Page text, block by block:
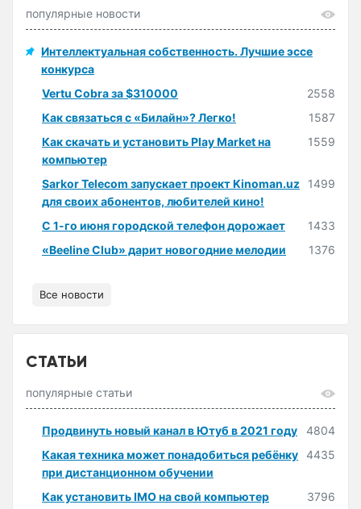
популярные новости
Интеллектуальная собственность. Лучшие эссе
конкурса
Vertu Cobra за $310000
2558
Как связаться с «Билайн»? Легко!
1587
Как скачать и установить Play Market на
компьютер
1559
Sarkor Telecom запускает проект Kinoman.uz
для своих абонентов, любителей кино!
1499
С 1-го июня городской телефон дорожает
1433
«Beeline Club» дарит новогодние мелодии
1376
Все новости
СТАТЬИ
популярные статьи
Продвинуть новый канал в Ютуб в 2021 году
4804
Какая техника может понадобиться ребёнку
при дистанционном обучении
4435
Как установить IMO на свой компьютер
3796